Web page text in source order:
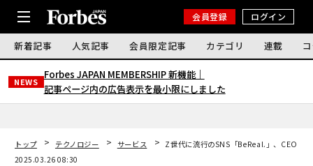
会員登録 ログイン
新着記事 人気記事 会員限定記事 カテゴリ 連載
NEWS
Forbes JAPAN MEMBERSHIP 新機能｜
記事ページ内の広告表示を最小限にしました
トップ テクノロジー サービス
Z世代に流行のSNS「BeReal.」、CEOは
2025.03.26 08:30